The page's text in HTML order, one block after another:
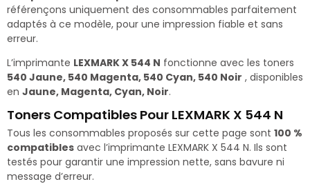
référençons uniquement des consommables parfaitement
adaptés à ce modèle, pour une impression fiable et sans
erreur.
L’imprimante LEXMARK X 544 N fonctionne avec les toners
540 Jaune, 540 Magenta, 540 Cyan, 540 Noir , disponibles
en Jaune, Magenta, Cyan, Noir.
Toners Compatibles Pour LEXMARK X 544 N
Tous les consommables proposés sur cette page sont 100 %
compatibles avec l’imprimante LEXMARK X 544 N. Ils sont
testés pour garantir une impression nette, sans bavure ni
message d’erreur.